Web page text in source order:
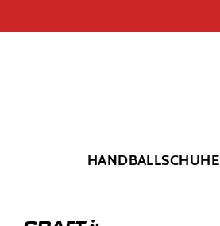
HANDBALLSCHUHE